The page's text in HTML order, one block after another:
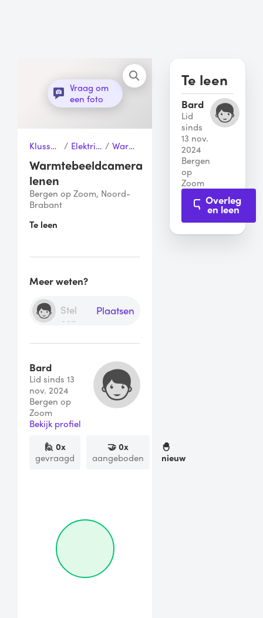
Vraag om
een foto
Klussen & Gereedschap / Elektrisch Gereedschap / Warmtebeeldcamera
Warmtebeeldcamera
lenen
Bergen op Zoom, Noord-
Brabant
Te leen
Meer weten?
Plaatsen
Bard
Lid sinds 13
nov. 2024
Bergen op
Zoom
Bekijk profiel
🙋 0x
gevraagd
🤝0x
aangeboden
🐣
nieuw
Te leen
Bard
Lid
sinds
13 nov.
2024
Bergen
op
Zoom
Overleg
en leen